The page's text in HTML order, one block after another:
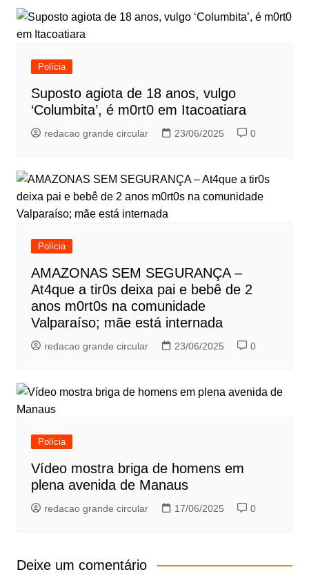
Polícia
Suposto agiota de 18 anos, vulgo
‘Columbita’, é m0rt0 em Itacoatiara
redacao grande circular 23/06/2025 0
Polícia
AMAZONAS SEM SEGURANÇA –
At4que a tir0s deixa pai e bebê de 2
anos m0rt0s na comunidade
Valparaíso; mãe está internada
redacao grande circular 23/06/2025 0
Polícia
Vídeo mostra briga de homens em
plena avenida de Manaus
redacao grande circular 17/06/2025 0
Deixe um comentário